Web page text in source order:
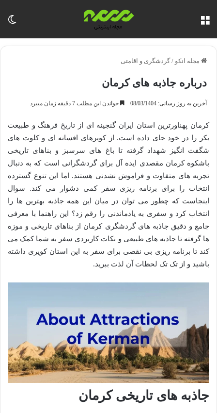
مجله انکو / گردشگری و اقامتی
درباره جاذبه های کرمان
آخرین به روز رسانی: 08/03/1404 خواندن این مطلب 7 دقیقه زمان میبرد
کرمان پهناورترین استان ایران گنجینه ای از تاریخ فرهنگ و طبیعت
بکر را در خود جای داده است. از کویرهای افسانه ای و کلوت های
شگفت انگیز شهداد گرفته تا باغ های سرسبز و بناهای تاریخی
باشکوه کرمان مقصدی ایده آل برای گردشگرانی است که به دنبال
تجربه های متفاوت و فراموش نشدنی هستند. اما این تنوع گسترده
انتخاب را برای برنامه ریزی سفر کمی دشوار می کند. سوال
اینجاست که چطور می توان در میان این همه جاذبه بهترین ها را
انتخاب کرد و سفری به یادماندنی را رقم زد؟ این راهنما با معرفی
جامع و دقیق جاذبه های گردشگری کرمان از بناهای تاریخی و موزه
ها گرفته تا جاذبه های طبیعی و نکات کاربردی سفر به شما کمک می
کند تا برنامه ریزی بی نقصی برای سفر به این استان کویری داشته
باشید و از تک تک لحظات آن لذت ببرید.
جاذبه های تاریخی کرمان